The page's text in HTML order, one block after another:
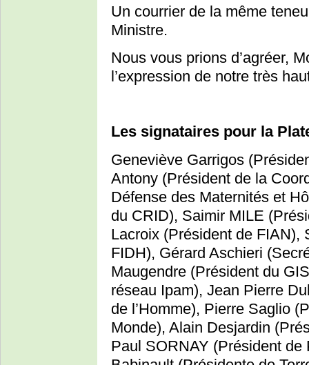
Un courrier de la même
Ministre.
Nous vous prions d’agréer,
l’expression de notre très
Les signataires pour la
Geneviève Garrigos
Antony (Président de la
Défense des Maternités et
du CRID), Saimir MILE
Lacroix (Président de FIAN),
FIDH), Gérard Aschieri
Maugendre (Président du
réseau Ipam), Jean Pierre
de l’Homme), Pierre Saglio
Monde), Alain Desjardin
Paul SORNAY (Président